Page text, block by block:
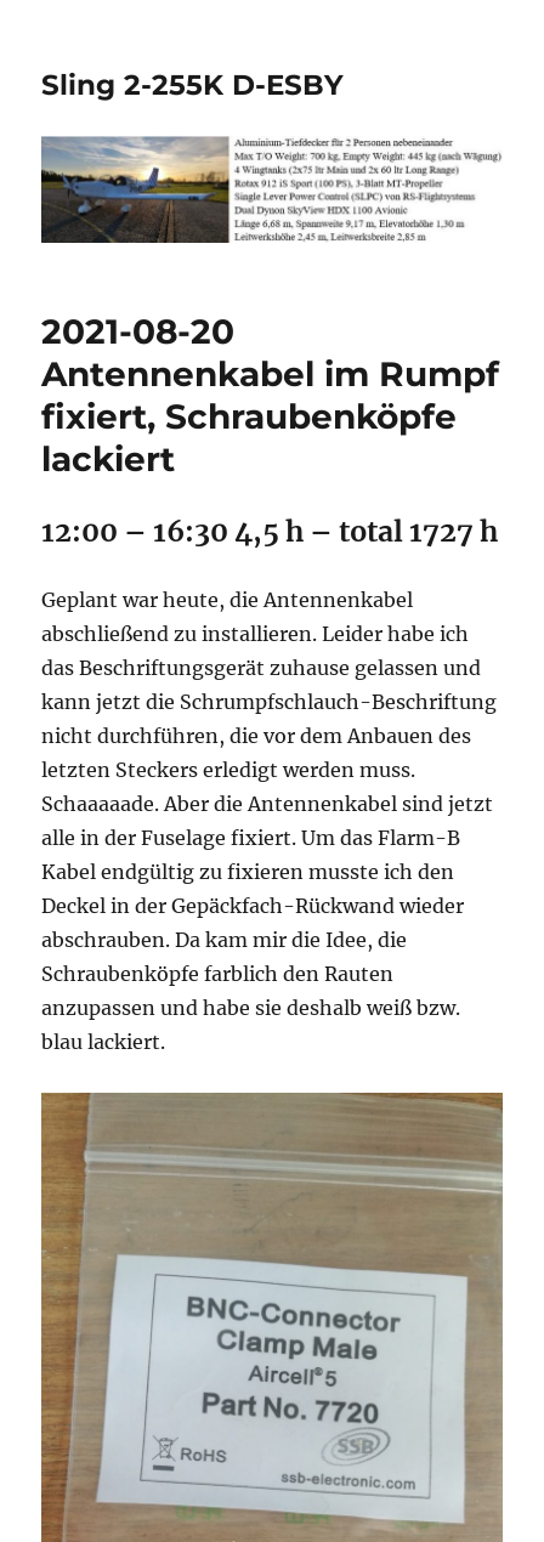
Sling 2-255K D-ESBY
2021-08-20
Antennenkabel im Rumpf
fixiert, Schraubenköpfe
lackiert
12:00 – 16:30 4,5 h – total 1727 h
Geplant war heute, die Antennenkabel
abschließend zu installieren. Leider habe ich
das Beschriftungsgerät zuhause gelassen und
kann jetzt die Schrumpfschlauch-Beschriftung
nicht durchführen, die vor dem Anbauen des
letzten Steckers erledigt werden muss.
Schaaaaade. Aber die Antennenkabel sind jetzt
alle in der Fuselage fixiert. Um das Flarm-B
Kabel endgültig zu fixieren musste ich den
Deckel in der Gepäckfach-Rückwand wieder
abschrauben. Da kam mir die Idee, die
Schraubenköpfe farblich den Rauten
anzupassen und habe sie deshalb weiß bzw.
blau lackiert.